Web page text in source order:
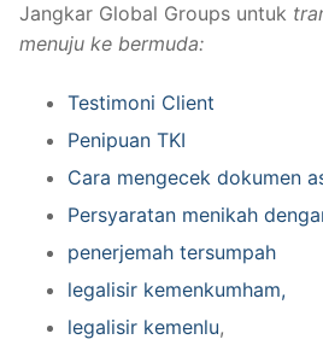
Jangkar Global Groups untuk
menuju ke bermuda:
Testimoni Client
Penipuan TKI
Cara mengecek dokumen
Persyaratan menikah
penerjemah tersumpah
legalisir kemenkumham,
legalisir kemenlu,